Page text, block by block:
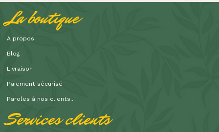
La boutique
A propos
Blog
Livraison
Paiement sécurisé
Paroles à nos clients...
Services clients